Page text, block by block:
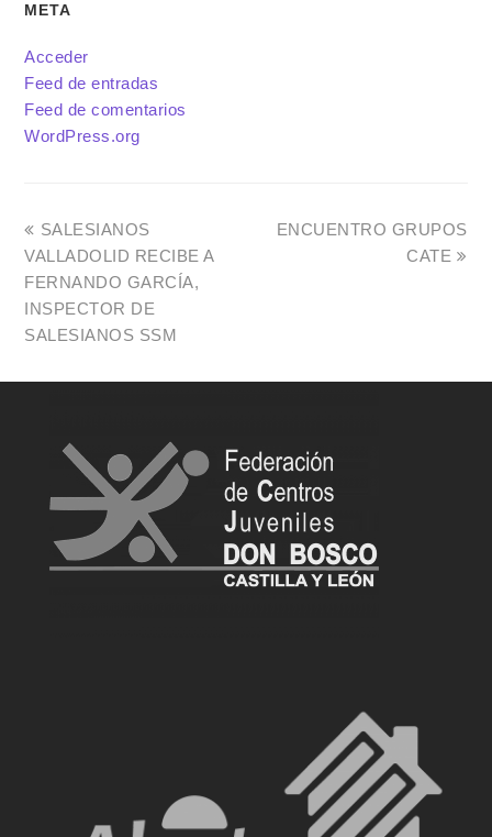
META
Acceder
Feed de entradas
Feed de comentarios
WordPress.org
SALESIANOS
VALLADOLID RECIBE A
FERNANDO GARCÍA,
INSPECTOR DE
SALESIANOS SSM
ENCUENTRO GRUPOS
CATE